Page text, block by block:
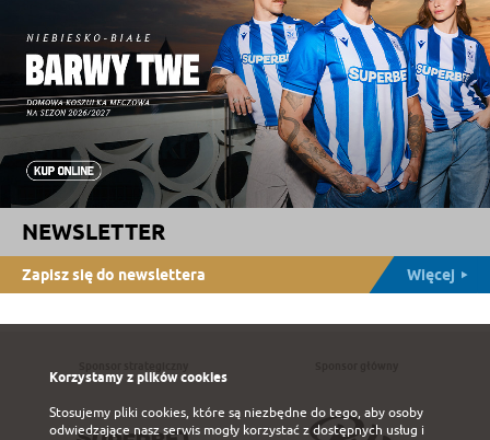
NEWSLETTER
Zapisz się do newslettera Więcej
Korzystamy z plików cookies
Stosujemy pliki cookies, które są niezbędne do tego, aby osoby
odwiedzające nasz serwis mogły korzystać z dostępnych usług i